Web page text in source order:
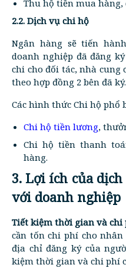
Thu hộ tiền mua hàng,
2.2. Dịch vụ chi hộ
Ngân hàng sẽ tiến
doanh nghiệp đã đăng
chi cho đối tác, nhà cung
theo hợp đồng 2 bên đã
Các hình thức Chi hộ phổ
Chi hộ tiền lương,
Chi hộ tiền thanh
hàng.
3. Lợi ích của
với doanh nghiệp
Tiết kiệm thời gian và chi
cần tốn chi phí cho
địa chỉ đăng ký của
kiệm thời gian và chi phí